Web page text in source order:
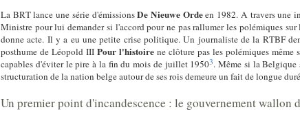
La BRT lance une série d'émissionsDe Nieuwe Ordeen 1982. A travers une
Ministre pour lui demander si l'accord pour ne pas rallumer les polémiques
donne acte. Il y a eu une petite crise politique. Un journaliste de la RTBF
posthume de Léopold IIIPour l'histoire ne clôture pas les polémiques
capables d'éviter le pire à la fin du mois de juillet 19503. Même si la Belgique
structuration de la nation belge autour de ses rois demeure un fait de longue
Un premier point d'incandescence : le gouvernement wallon